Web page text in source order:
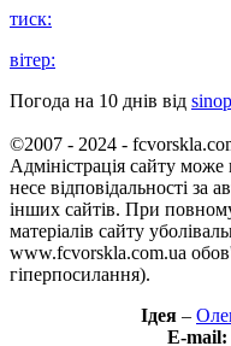
тиск:
вітер:
Погода на 10 днів від
©2007 - 2024 -
Адміністрація сайту
несе відповідальності за
інших сайтів. При
матеріалів сайту
www.fcvorskla.com.ua
гіперпосилання).
Ідея –
E-mail: